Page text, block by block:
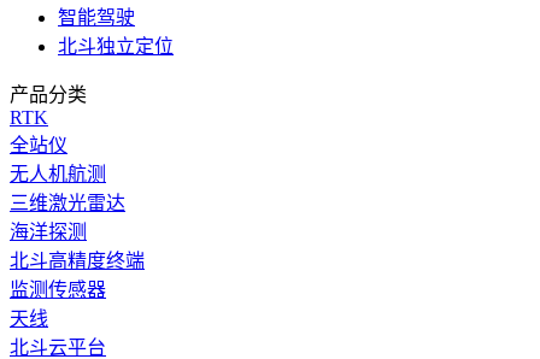
智能驾驶
北斗独立定位
产品分类
RTK
全站仪
无人机航测
三维激光雷达
海洋探测
北斗高精度终端
监测传感器
天线
北斗云平台